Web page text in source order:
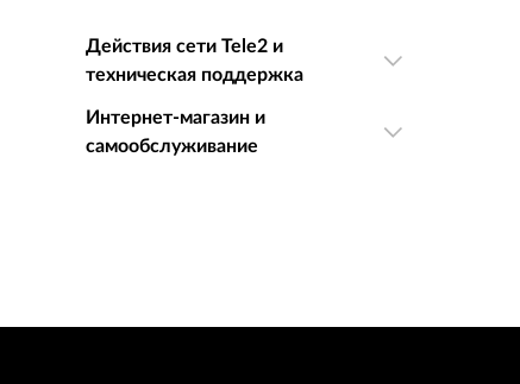
Действия сети Tele2 и
техническая поддержка
Интернет-магазин и
самообслуживание